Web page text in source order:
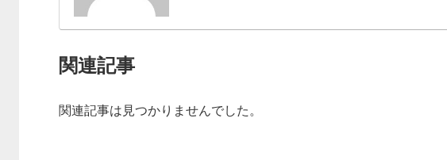
関連記事
関連記事は見つかりませんでした。